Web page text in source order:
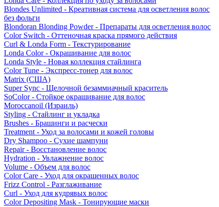
Blondes Unlimited - Креативная система для осветления волос
без фольги
Blondoran Blonding Powder - Препараты для осветления волос
Color Switch - Оттеночная краска прямого действия
Curl & Londa Form - Текстурирование
Londa Color - Окрашивание для волос
Londa Style - Новая коллекция стайлинга
Color Tune - Экспресс-тонер для волос
Matrix (США)
Super Sync - Щелочной безаммиачный краситель
SoColor - Стойкое окрашивание для волос
Moroccanoil (Израиль)
Styling - Стайлинг и укладка
Brushes - Брашинги и расчески
Treatment - Уход за волосами и кожей головы
Dry Shampoo - Сухие шампуни
Repair - Восстановление волос
Hydration - Увлажнение волос
Volume - Объем для волос
Color Care - Уход для окрашенных волос
Frizz Control - Разглаживание
Curl - Уход для кудрявых волос
Color Depositing Mask - Тонирующие маски